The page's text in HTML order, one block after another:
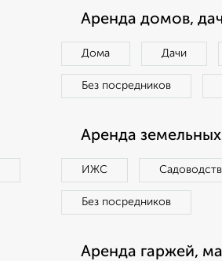
Аренда домов,
Дома Дачи
Без посредников
Аренда земельных
ИЖС
Без посредников
Аренда гаржей,